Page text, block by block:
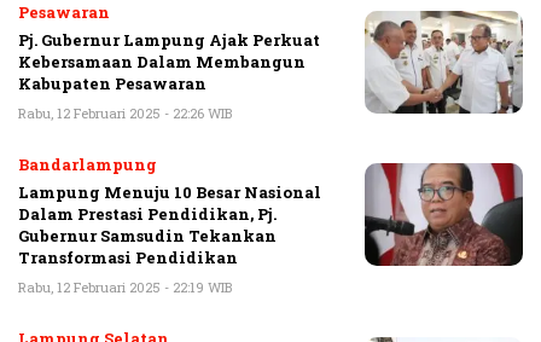
Pesawaran
Pj. Gubernur Lampung Ajak Perkuat
Kebersamaan Dalam Membangun
Kabupaten Pesawaran
Rabu, 12 Februari 2025 - 22:26 WIB
Bandarlampung
Lampung Menuju 10 Besar Nasional
Dalam Prestasi Pendidikan, Pj.
Gubernur Samsudin Tekankan
Transformasi Pendidikan
Rabu, 12 Februari 2025 - 22:19 WIB